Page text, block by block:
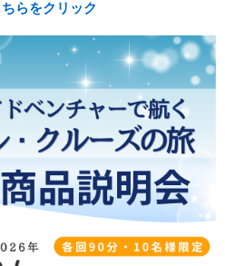
らをクリック